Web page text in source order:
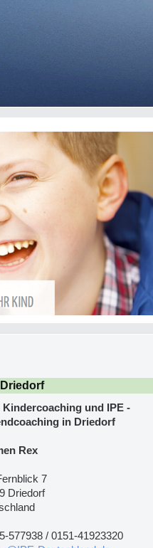
Kindercoaching und IPE -
in Driedorf
Rex
7
Driedorf
577938 / 0151-41923320